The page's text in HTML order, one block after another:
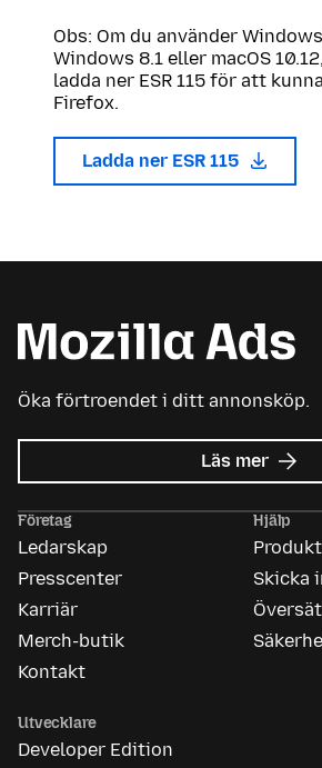
Obs: Om du använder
Windows 8.1 eller macOS
ladda ner ESR 115 för att
Firefox.
Ladda ner ESR 115
Öka förtroendet i ditt annonsköp.
Läs mer om
Företag
Ledarskap
Presscenter
Karriär
Merch-butik
Kontakt
Hjälp
Skicka
Utvecklare
Developer Edition